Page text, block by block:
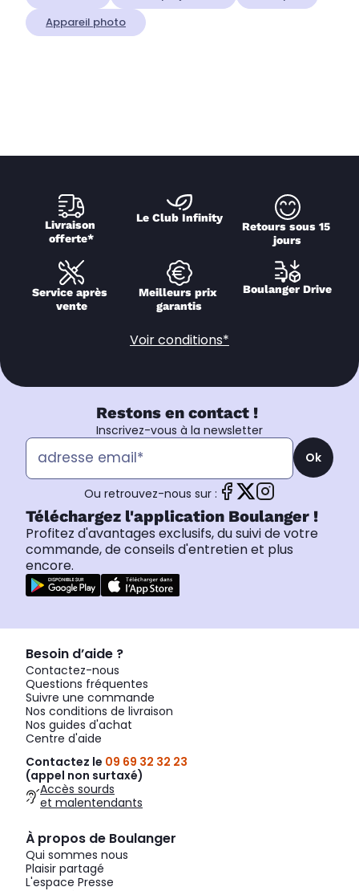
Appareil photo
Livraison
offerte*
Le Club Infinity
Retours sous 15
jours
Service après
vente
Meilleurs prix
garantis
Boulanger Drive
Voir conditions*
Restons en contact !
Inscrivez-vous à la newsletter
Ok
Ou retrouvez-nous sur :
Téléchargez l'application Boulanger !
Profitez d'avantages exclusifs, du suivi de votre
commande, de conseils d'entretien et plus
encore.
Besoin d’aide ?
Contactez-nous
Questions fréquentes
Suivre une commande
Nos conditions de livraison
Nos guides d'achat
Centre d'aide
Contactez le 09 69 32 32 23
(appel non surtaxé)
Accès sourds
et malentendants
À propos de Boulanger
Qui sommes nous
Plaisir partagé
L'espace Presse